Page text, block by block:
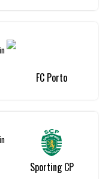
FC Porto
Sporting CP